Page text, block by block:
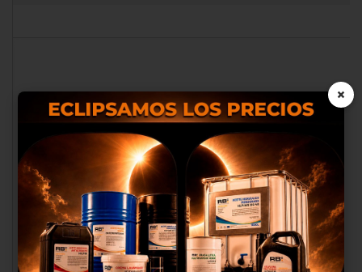
Nosotros utilizamos cookies
propias y de terceros para
proporcionarte una mejor
experiencia de compra, realizar
un análisis estadístico que nos
sirve para mejorar el servicio y
poder ofrecerte los mejores
×